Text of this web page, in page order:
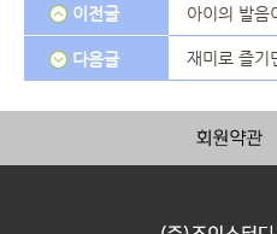
이전글 아이의 발음
다음글 재미로 즐